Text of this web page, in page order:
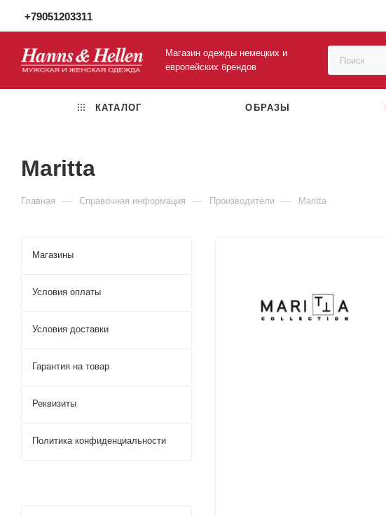
+79051203311
Магазин одежды немецких и
европейских брендов
КАТАЛОГ ОБРАЗЫ
Maritta
Главная — Справочная информация — Производители — Maritta
Магазины
Условия оплаты
Условия доставки
Гарантия на товар
Реквизиты
Политика конфиденциальности